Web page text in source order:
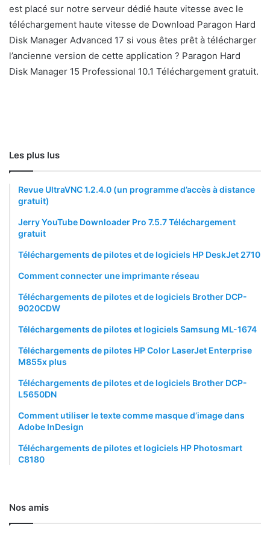
est placé sur notre serveur dédié haute vitesse avec le
téléchargement haute vitesse de Download Paragon Hard
Disk Manager Advanced 17 si vous êtes prêt à télécharger
l’ancienne version de cette application ? Paragon Hard
Disk Manager 15 Professional 10.1 Téléchargement gratuit.
Les plus lus
Revue UltraVNC 1.2.4.0 (un programme d’accès à distance
gratuit)
Jerry YouTube Downloader Pro 7.5.7 Téléchargement
gratuit
Téléchargements de pilotes et de logiciels HP DeskJet 2710
Comment connecter une imprimante réseau
Téléchargements de pilotes et de logiciels Brother DCP-
9020CDW
Téléchargements de pilotes et logiciels Samsung ML-1674
Téléchargements de pilotes HP Color LaserJet Enterprise
M855x plus
Téléchargements de pilotes et de logiciels Brother DCP-
L5650DN
Comment utiliser le texte comme masque d’image dans
Adobe InDesign
Téléchargements de pilotes et logiciels HP Photosmart
C8180
Nos amis